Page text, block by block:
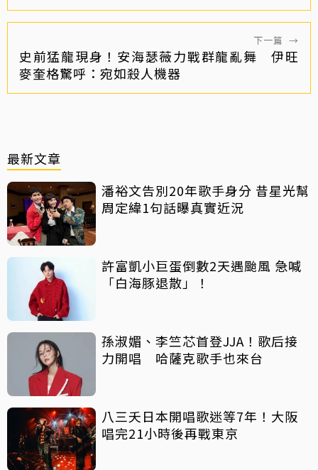
下一篇 →
史前猛龍現身！安海瑟薇力戰群龍亂舞 伊旺
麥奎格驚呼：宛如殺人機器
最新文章
潘裕文告別20年歌手身分 昔星光幫
周定緯1句話曝真實近況
許富凱小巨蛋倒數2天遇颱風 急喊
「白海豚退散」！
孫淑媚、李竺芯首登JJA！歌后接
力開唱 哈薩克歌手也來台
八三夭日本開唱歌迷等7年！大阪
唱完21小時後再戰東京